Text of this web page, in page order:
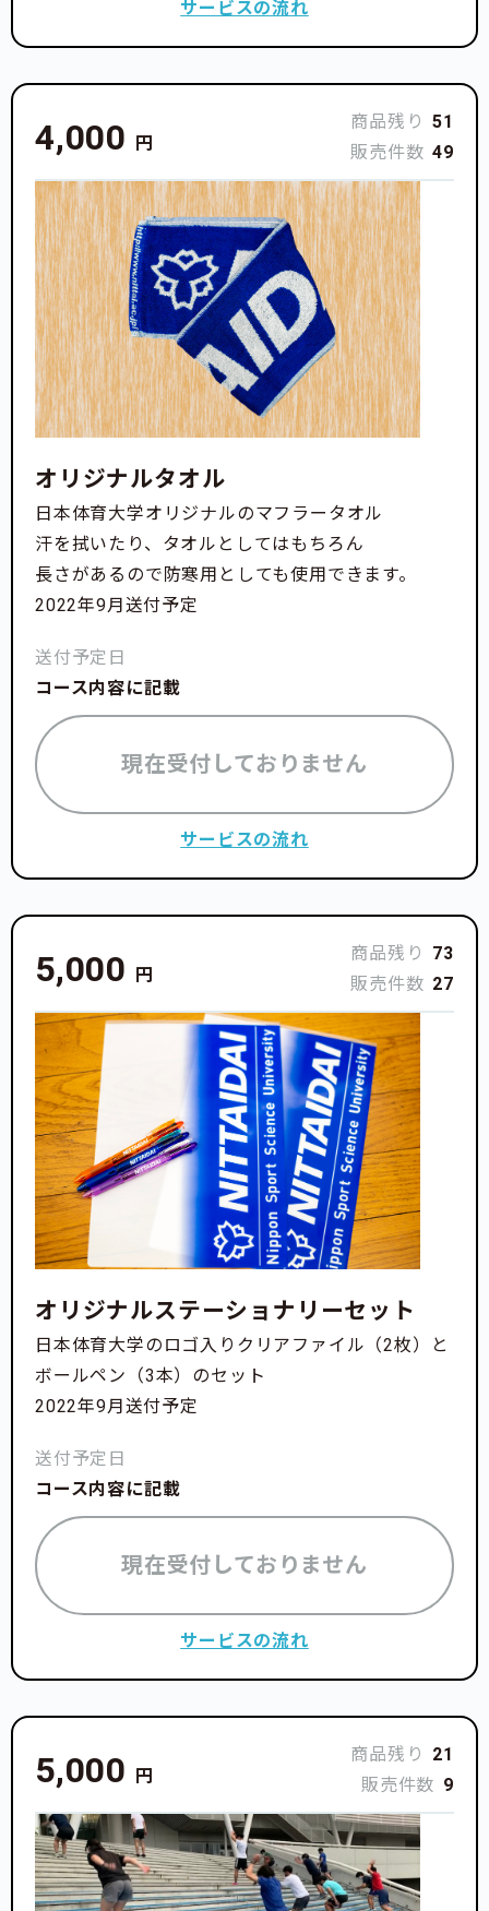
サービスの流れ
4,000 円
商品残り 51
販売件数 49
オリジナルタオル
日本体育大学オリジナルのマフラータオル
汗を拭いたり、タオルとしてはもちろん
長さがあるので防寒用としても使用できます。
2022年9月送付予定
送付予定日
コース内容に記載
現在受付しておりません
サービスの流れ
5,000 円
商品残り
73
販売件数 27
オリジナルステーショナリーセット
日本体育大学のロゴ入りクリアファイル（2枚）と
ボールペン（3本）のセット
2022年9月送付予定
送付予定日
コース内容に記載
現在受付しておりません
サービスの流れ
5,000 円
商品残り
21
販売件数 9